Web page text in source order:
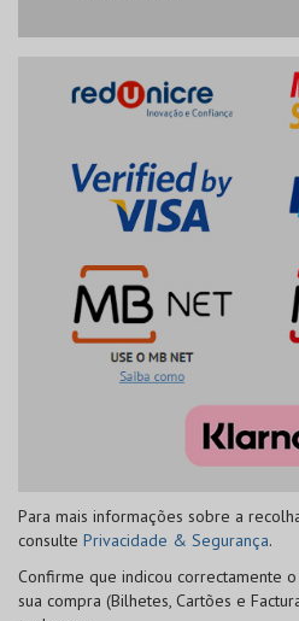
Para mais informações sobre a
consulte Privacidade & Segurança.
Confirme que indicou correctamente
sua compra (Bilhetes, Cartões e